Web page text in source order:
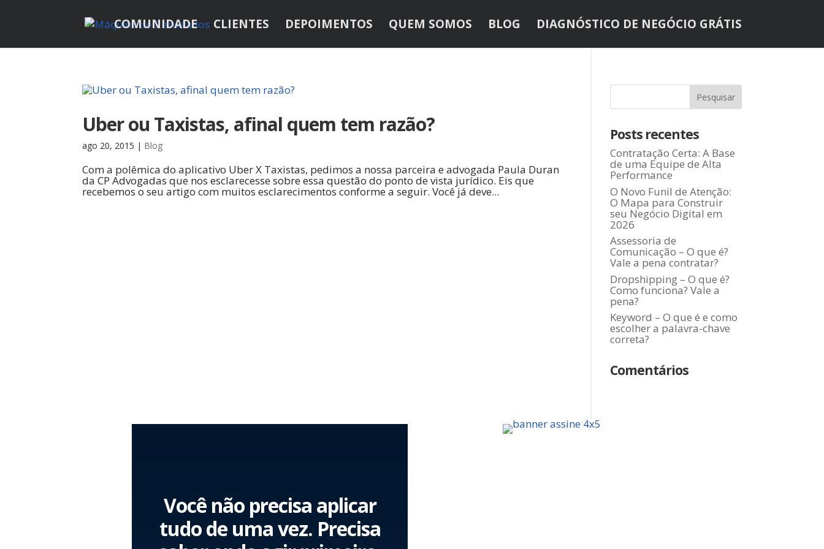
COMUNIDADE CLIENTES DEPOIMENTOS QUEM SOMOS BLOG DIAGNÓSTICO DE NEGÓCIO GRÁTIS
Uber ou Taxistas, afinal quem tem razão?
ago 20, 2015 | Blog
Com a polêmica do aplicativo Uber X Taxistas, pedimos a nossa parceira e advogada Paula Duran
da CP Advogadas que nos esclarecesse sobre essa questão do ponto de vista jurídico. Eis que
recebemos o seu artigo com muitos esclarecimentos conforme a seguir. Você já deve...
Posts recentes
Contratação Certa: A Base
de uma Equipe de Alta
Performance
O Novo Funil de Atenção:
O Mapa para Construir
seu Negócio Digital em
2026
Assessoria de
Comunicação – O que é?
Vale a pena contratar?
Dropshipping – O que é?
Como funciona? Vale a
pena?
Keyword – O que é e como
escolher a palavra-chave
correta?
Comentários
Você não precisa aplicar
tudo de uma vez. Precisa